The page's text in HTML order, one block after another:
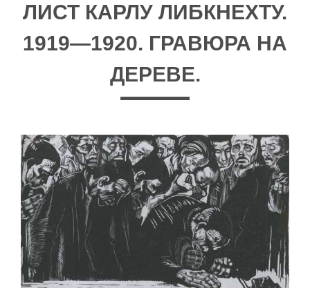
ЛИСТ КАРЛУ ЛИБКНЕХТУ.
1919—1920. ГРАВЮРА НА
ДЕРЕВЕ.